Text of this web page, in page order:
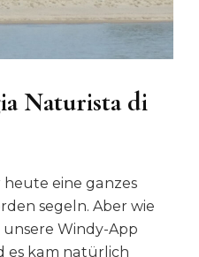
Naturista di
eine ganzes
segeln. Aber wie
Windy-App
es kam natürlich